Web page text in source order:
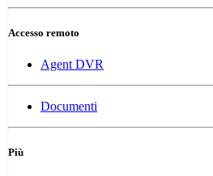
Accesso remoto
Agent DVR
Documenti
Più